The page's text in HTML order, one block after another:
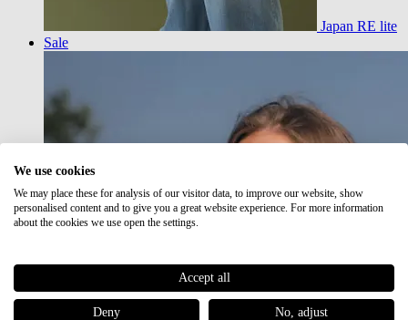
Japan RE lite
Sale
We use cookies
We may place these for analysis of our visitor data, to improve our website, show
personalised content and to give you a great website experience. For more information
about the cookies we use open the settings.
Accept all
Deny No, adjust